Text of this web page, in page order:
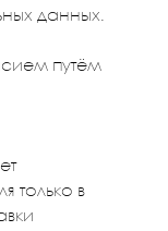
данных.
путём
только в